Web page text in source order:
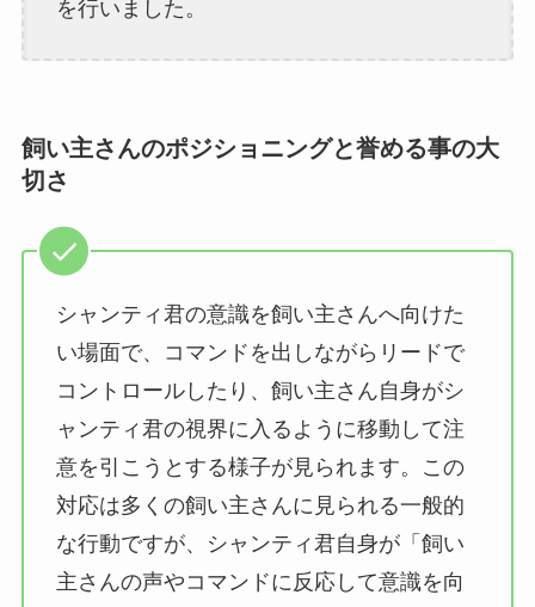
を行いました。
飼い主さんのポジショニングと誉める事の大
切さ
シャンティ君の意識を飼い主さんへ向けた
い場面で、コマンドを出しながらリードで
コントロールしたり、飼い主さん自身がシ
ャンティ君の視界に入るように移動して注
意を引こうとする様子が見られます。この
対応は多くの飼い主さんに見られる一般的
な行動ですが、シャンティ君自身が「飼い
主さんの声やコマンドに反応して意識を向